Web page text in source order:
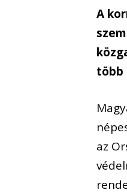
A
több
né
az
vé